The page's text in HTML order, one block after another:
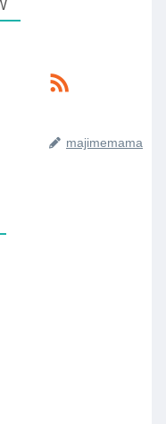
majimemama